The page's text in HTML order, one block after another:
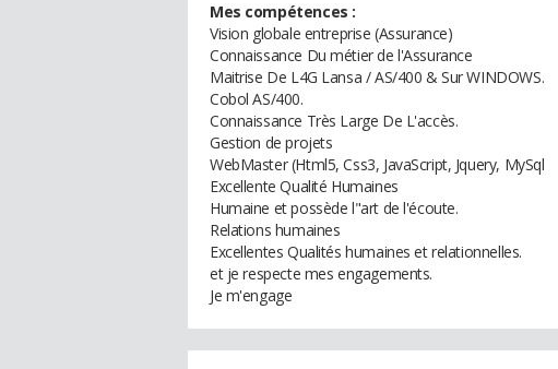
Mes compétences :
Vision globale entreprise (Assurance)
Connaissance Du métier de l'Assurance
Maitrise De L4G Lansa / AS/400 & Sur WINDOWS.
Cobol AS/400.
Connaissance Très Large De L'accès.
Gestion de projets
WebMaster (Html5, Css3, JavaScript, Jquery, MySql
Excellente Qualité Humaines
Humaine et possède l"art de l'écoute.
Relations humaines
Excellentes Qualités humaines et relationnelles.
et je respecte mes engagements.
Je m'engage